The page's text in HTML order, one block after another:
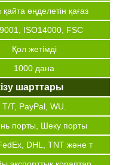
қайта өңделетін қағаз
ISO14000, FSC
Қол жетімді
1000 дана
шарттары
T/T, PayPal, WU.
порты, Шеку порты
DHL, TNT және т